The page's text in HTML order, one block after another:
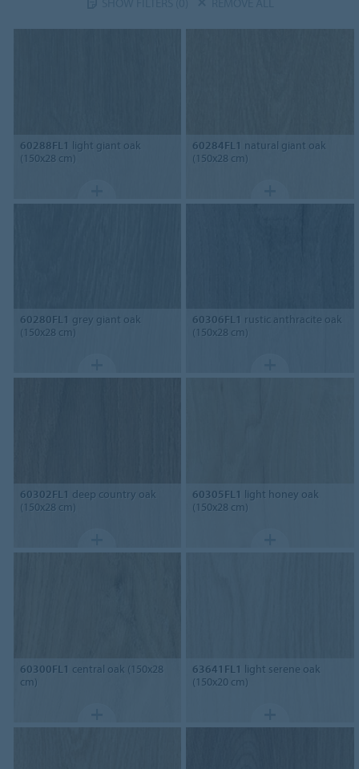
60288FL1 light giant oak
(150x28 cm)
60284FL1 natural giant oak
(150x28 cm)
60280FL1 grey giant oak
(150x28 cm)
60306FL1 rustic anthracite oak
(150x28 cm)
60302FL1 deep country oak
(150x28 cm)
60305FL1 light honey oak
(150x28 cm)
60300FL1 central oak (150x28
cm)
63641FL1 light serene oak
(150x20 cm)